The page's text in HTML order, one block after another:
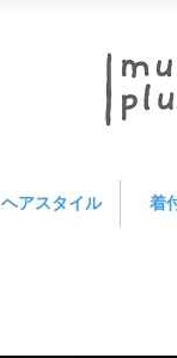
ヘアスタイル 着